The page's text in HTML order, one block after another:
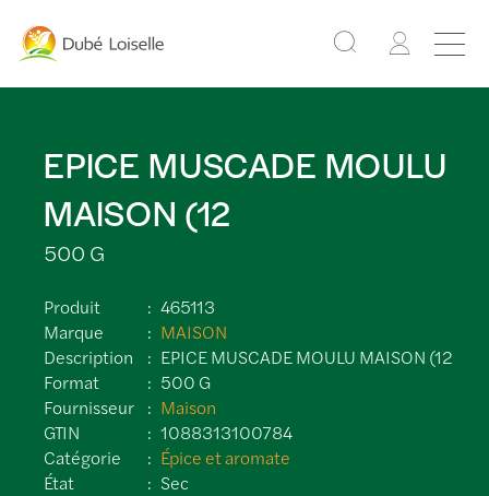
EPICE MUSCADE MOULU
MAISON (12
500 G
Produit
465113
Marque
MAISON
Description
EPICE MUSCADE MOULU MAISON (12
Format
500 G
Fournisseur
Maison
GTIN
1088313100784
Catégorie
Épice et aromate
État
Sec